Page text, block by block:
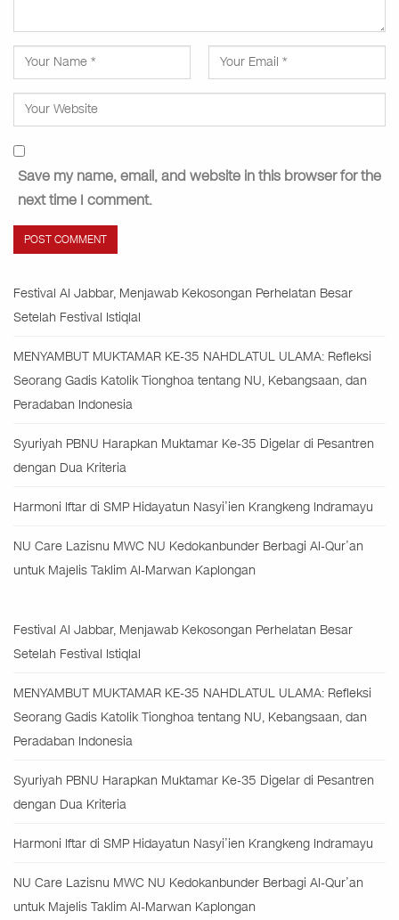
Save my name, email, and website in this browser for the
next time I comment.
Festival Al Jabbar, Menjawab Kekosongan Perhelatan Besar
Setelah Festival Istiqlal
MENYAMBUT MUKTAMAR KE-35 NAHDLATUL ULAMA: Refleksi
Seorang Gadis Katolik Tionghoa tentang NU, Kebangsaan, dan
Peradaban Indonesia
Syuriyah PBNU Harapkan Muktamar Ke-35 Digelar di Pesantren
dengan Dua Kriteria
Harmoni Iftar di SMP Hidayatun Nasyi’ien Krangkeng Indramayu
NU Care Lazisnu MWC NU Kedokanbunder Berbagi Al-Qur’an
untuk Majelis Taklim Al-Marwan Kaplongan
Festival Al Jabbar, Menjawab Kekosongan Perhelatan Besar
Setelah Festival Istiqlal
MENYAMBUT MUKTAMAR KE-35 NAHDLATUL ULAMA: Refleksi
Seorang Gadis Katolik Tionghoa tentang NU, Kebangsaan, dan
Peradaban Indonesia
Syuriyah PBNU Harapkan Muktamar Ke-35 Digelar di Pesantren
dengan Dua Kriteria
Harmoni Iftar di SMP Hidayatun Nasyi’ien Krangkeng Indramayu
NU Care Lazisnu MWC NU Kedokanbunder Berbagi Al-Qur’an
untuk Majelis Taklim Al-Marwan Kaplongan